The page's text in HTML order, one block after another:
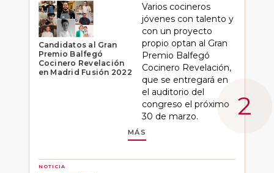
Candidatos al Gran
Premio Balfegó
Cocinero Revelación
en Madrid Fusión 2022
Varios cocineros
jóvenes con talento y
con un proyecto
propio optan al Gran
Premio Balfegó
Cocinero Revelación,
que se entregará en
el auditorio del
congreso el próximo
30 de marzo.
MÁS
NOTICIA